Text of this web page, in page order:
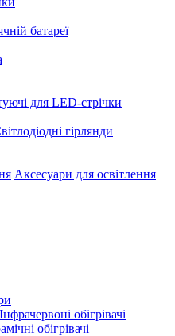
батареї
для LED-стрічки
гірлянди
Аксесуари для освітлення
Інфрачервоні обігрівачі
обігрівачі